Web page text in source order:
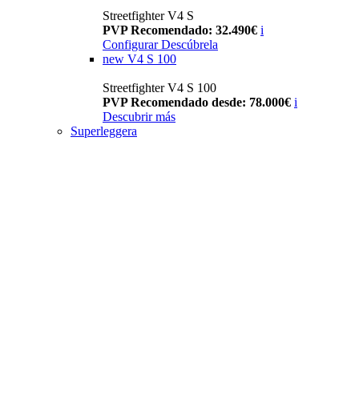
Streetfighter V4 S
PVP Recomendado: 32.490€ i
Configurar Descúbrela
new V4 S 100
Streetfighter V4 S 100
PVP Recomendado desde: 78.000€ i
Descubrir más
Superleggera